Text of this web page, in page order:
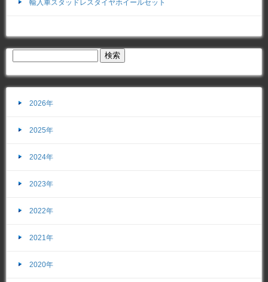
輸入車スタッドレスタイヤホイールセット
2026年
2025年
2024年
2023年
2022年
2021年
2020年